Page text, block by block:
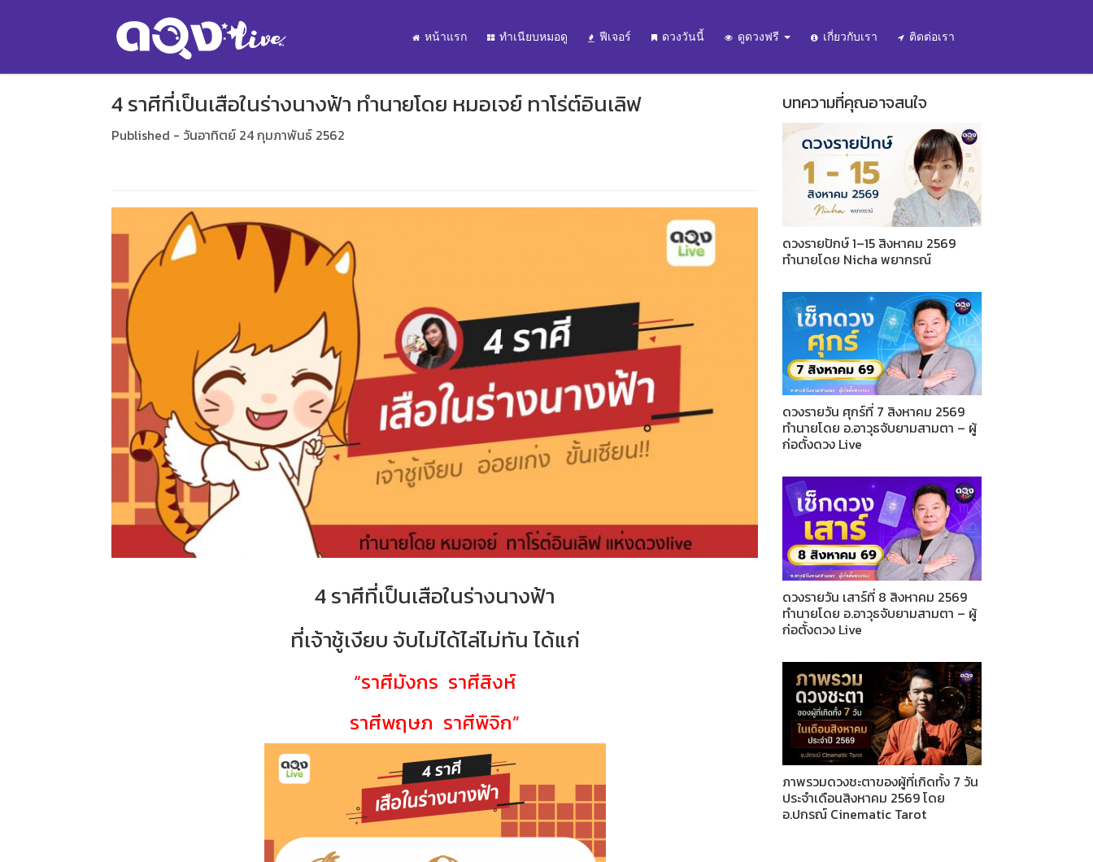
หน้าแรก ทำเนียบหมอดู ฟีเจอร์ ดวงวันนี้ ดูดวงฟรี เกี่ยวกับเรา ติดต่อเรา
4 ราศีที่เป็นเสือในร่างนางฟ้า ทำนายโดย หมอเจย์ ทาโร่ต์อินเลิฟ
Published - วันอาทิตย์ 24 กุมภาพันธ์ 2562
4 ราศีที่เป็นเสือในร่างนางฟ้า
ที่เจ้าชู้เงียบ จับไม่ได้ไล่ไม่ทัน ได้แก่
“ราศีมังกร ราศีสิงห์
ราศีพฤษภ ราศีพิจิก”
บทความที่คุณอาจสนใจ
ดวงรายปักษ์ 1–15 สิงหาคม 2569
ทำนายโดย Nicha พยากรณ์
ดวงรายวัน ศุกร์ที่ 7 สิงหาคม 2569
ทำนายโดย อ.อาวุธจับยามสามตา – ผู้
ก่อตั้งดวง Live
ดวงรายวัน เสาร์ที่ 8 สิงหาคม 2569
ทำนายโดย อ.อาวุธจับยามสามตา – ผู้
ก่อตั้งดวง Live
ภาพรวมดวงชะตาของผู้ที่เกิดทั้ง 7 วัน
ประจำเดือนสิงหาคม 2569 โดย
อ.ปกรณ์ Cinematic Tarot